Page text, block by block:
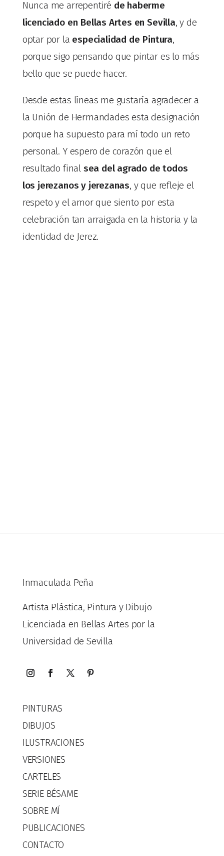
Nunca me arrepentiré de haberme
licenciado en Bellas Artes en Sevilla, y de
optar por la especialidad de Pintura,
porque sigo pensando que pintar es lo más
bello que se puede hacer.
Desde estas líneas me gustaría agradecer a
la Unión de Hermandades esta designación
porque ha supuesto para mí todo un reto
personal. Y espero de corazón que el
resultado finalsea del agrado de todos
los jerezanos y jerezanas, y que refleje el
respeto y el amor que siento por esta
celebración tan arraigada en la historia y la
identidad de Jerez.
Inmaculada Peña
Artista Plástica, Pintura y Dibujo
Licenciada en Bellas Artes por la
Universidad de Sevilla
PINTURAS
DIBUJOS
ILUSTRACIONES
VERSIONES
CARTELES
SERIE BÉSAME
SOBRE MÍ
PUBLICACIONES
CONTACTO